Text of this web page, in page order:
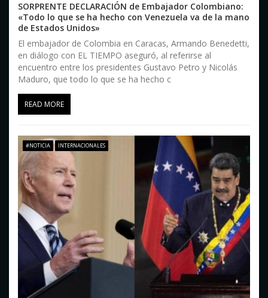
SORPRENTE DECLARACIÓN de Embajador Colombiano:
«Todo lo que se ha hecho con Venezuela va de la mano
de Estados Unidos»
El embajador de Colombia en Caracas, Armando Benedetti,
en diálogo con EL TIEMPO aseguró, al referirse al
encuentro entre los presidentes Gustavo Petro y Nicolás
Maduro, que todo lo que se ha hecho c
READ MORE
#NOTICIA INTERNACIONALES